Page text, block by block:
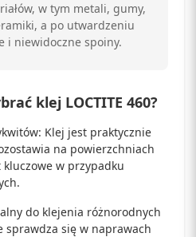
w tym metali, gumy,
a po utwardzeniu
i niewidoczne spoiny.
klej LOCTITE 460?
Klej jest praktycznie
na powierzchniach
kluczowe w przypadku
do klejenia różnorodnych
sprawdza się w naprawach